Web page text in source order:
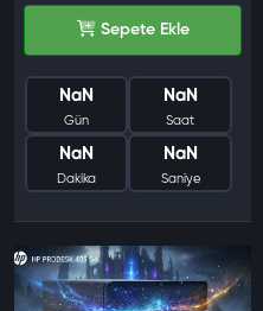
Sepete Ekle
NaN
Gün
NaN
Saat
NaN
Dakika
NaN
Saniye